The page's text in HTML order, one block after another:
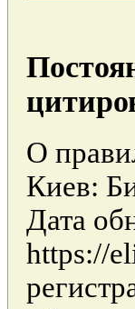
О
Киев:
Дата
https://